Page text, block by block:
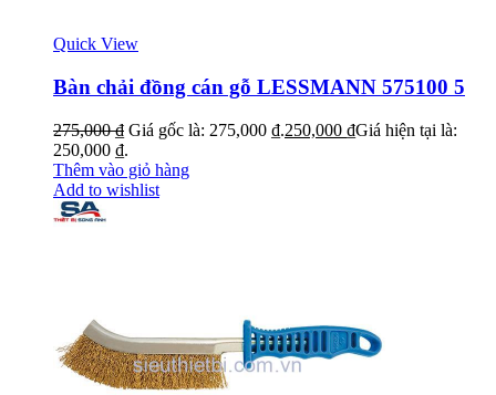
Quick View
Bàn chải đồng cán gỗ LESSMANN 575100 5
275,000₫ Giá gốc là: 275,000 ₫.250,000 ₫Giá hiện tại là:
250,000 ₫.
Thêm vào giỏ hàng
Add to wishlist